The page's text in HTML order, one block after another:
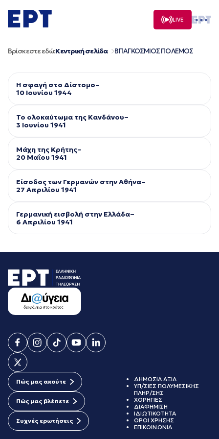
σε
περιεχόμενο
LIVE
Βρίσκεστε εδώ:Κεντρική σελίδα Β΄ ΠΑΓΚΟΣΜΙΟΣ ΠΟΛΕΜΟΣ
Η σφαγή στο Δίστομο–
10 Ιουνίου 1944
Το ολοκαύτωμα της Κανδάνου–
3 Ιουνίου 1941
Μάχη της Κρήτης–
20 Μαΐου 1941
Είσοδος των Γερμανών στην Αθήνα–
27 Απριλίου 1941
Γερμανική εισβολή στην Ελλάδα–
6 Απριλίου 1941
Πώς μας ακούτε
Πώς μας βλέπετε
Συχνές ερωτήσεις
ΔΗΜΟΣΙΑ ΑΞΙΑ
ΥΠ/ΣΙΕΣ ΠΟΛΥΜΕΣΙΚΗΣ
ΠΛΗΡ/ΣΗΣ
ΧΟΡΗΓΙΕΣ
ΔΙΑΦΗΜΙΣΗ
ΙΔΙΩΤΙΚΟΤΗΤΑ
ΟΡΟΙ ΧΡΗΣΗΣ
ΕΠΙΚΟΙΝΩΝΙΑ